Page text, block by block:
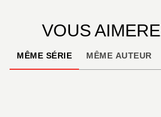
VOUS
MÊME SÉRIE MÊME AUTEUR